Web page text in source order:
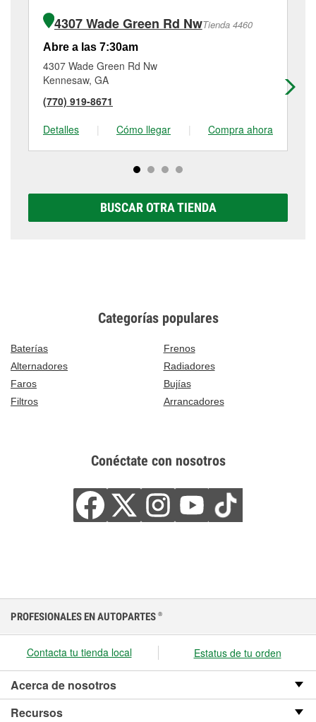
4307 Wade Green Rd NwTienda 4460
Abre a las 7:30am
4307 Wade Green Rd Nw
Kennesaw, GA
(770) 919-8671
Detalles
| Cómo llegar | Compra ahora
BUSCAR OTRA TIENDA
Categorías populares
Baterías
Frenos
Alternadores
Radiadores
Faros
Bujías
Filtros
Arrancadores
Conéctate con nosotros
PROFESIONALES EN AUTOPARTES ®
Contacta tu tienda local Estatus de tu orden
Acerca de nosotros
Recursos